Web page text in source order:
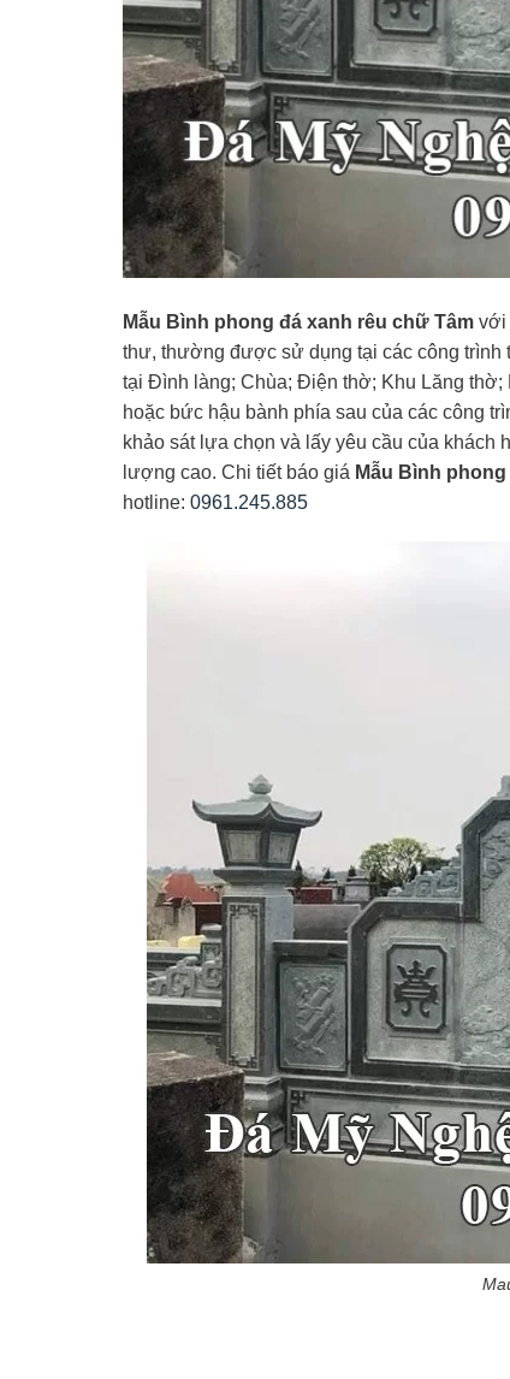
Mẫu Bình phong đá xanh rêu chữ Tâm với
thư, thường được sử dụng tại các công trình
tại Đình làng; Chùa; Điện thờ; Khu Lăng
hoặc bức hậu bành phía sau của các công
khảo sát lựa chọn và lấy yêu cầu của khách
lượng cao. Chi tiết báo giá Mẫu Bình
hotline: 0961.245.885